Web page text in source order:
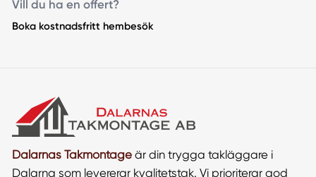
Vill du ha en offert?
Boka kostnadsfritt hembesök
Dalarnas Takmontageär din trygga takläggare i
Dalarna som levererar kvalitetstak. Vi prioriterar god